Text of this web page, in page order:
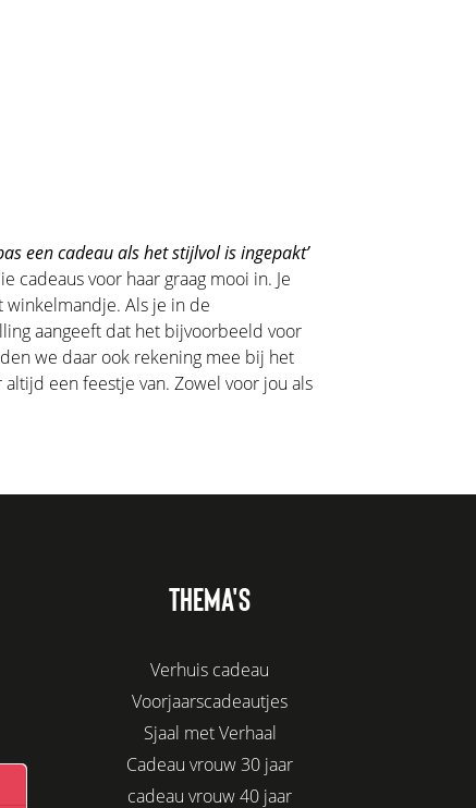
een cadeau als het stijlvol is ingepakt’
cadeaus voor haar graag mooi in. Je
Als je in de
aangeeft dat het bijvoorbeeld voor
we daar ook rekening mee bij het
een feestje van. Zowel voor jou als
THEMA'S
Verhuis cadeau
Voorjaarscadeautjes
Sjaal met Verhaal
Cadeau vrouw 30 jaar
cadeau vrouw 40 jaar